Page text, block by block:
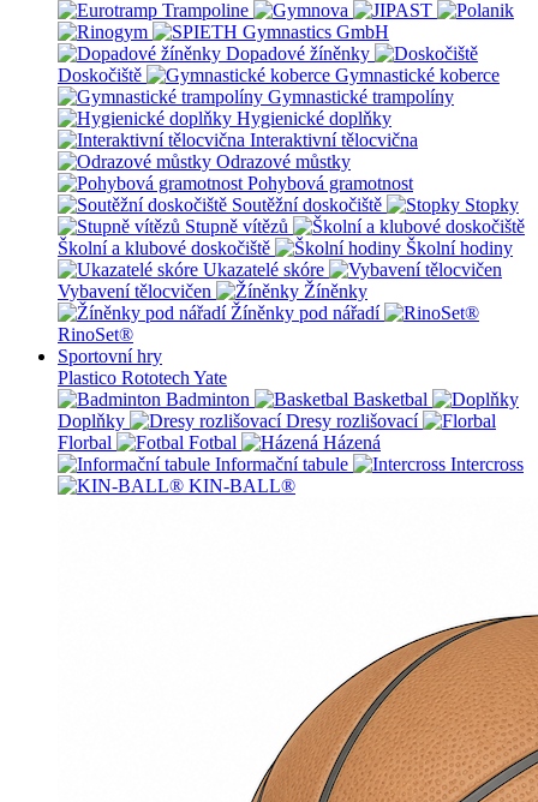
Dopadové žíněnky
Doskočiště
Gymnastické koberce
Gymnastické trampolíny
Hygienické doplňky
Interaktivní tělocvična
Odrazové můstky
Pohybová gramotnost
Soutěžní doskočiště
Stopky
Stupně vítězů
Školní a klubové doskočiště
Školní hodiny
Ukazatelé skóre
Vybavení tělocvičen
Žíněnky
Žíněnky pod nářadí
RinoSet®
Sportovní hry
Plastico Rototech Yate
Badminton
Basketbal
Doplňky
Dresy rozlišovací
Florbal
Fotbal
Házená
Informační tabule
Intercross
KIN-BALL®